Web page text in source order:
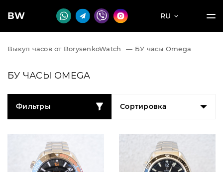
BW RU
Выкуп часов от BorysenkoWatch — БУ часы Omega
БУ ЧАСЫ OMEGA
Фильтры Сортировка